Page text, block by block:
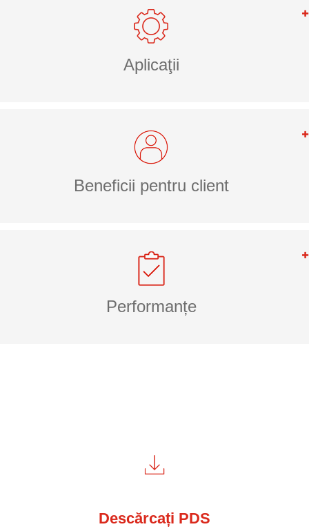
Aplicaţii
Beneficii pentru client
Performanțe
Descărcați PDS